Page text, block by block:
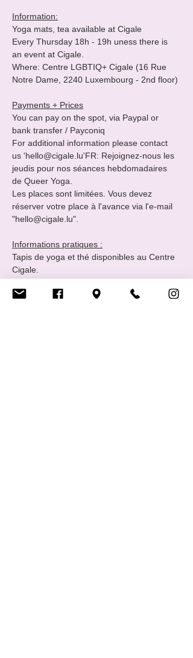
Information:
Yoga mats, tea available at Cigale
Every Thursday 18h - 19h uness there is
an event at Cigale.
Where: Centre LGBTIQ+ Cigale (16 Rue
Notre Dame, 2240 Luxembourg - 2nd floor)
Payments + Prices
You can pay on the spot, via Paypal or
bank transfer / Payconiq
For additional information please contact
us 'hello@cigale.lu'FR: Rejoignez-nous les
jeudis pour nos séances hebdomadaires
de Queer Yoga.
Les places sont limitées. Vous devez
réserver votre place à l'avance via l'e-mail
"hello@cigale.lu".
Informations pratiques :
Tapis de yoga et thé disponibles au Centre
Cigale.
Où : Centre LGBTIQ+ Cigale (16 Rue Notre